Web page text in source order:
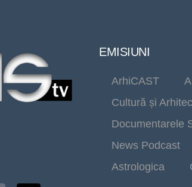
EMISIUNI
ArhiCAST
Cultură și
Documentarele
News Podcast
Astrologica